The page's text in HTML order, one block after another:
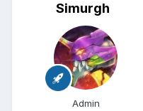
Simurgh
Admin